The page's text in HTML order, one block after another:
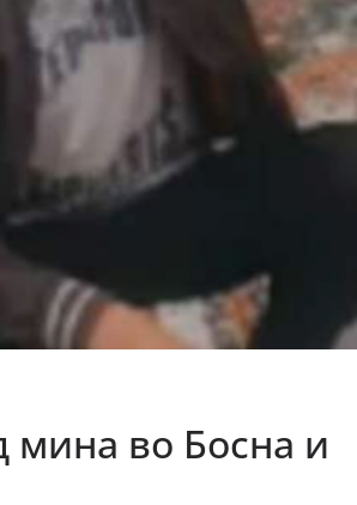
мина во Босна и